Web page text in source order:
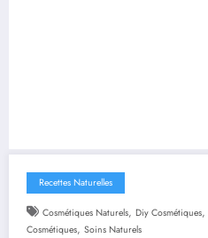
Recettes Naturelles
Cosmétiques Naturels, Diy Cosmétiques,
Cosmétiques, Soins Naturels